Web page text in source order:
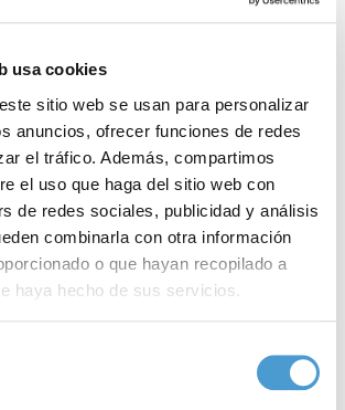
usa cookies
sitio web se usan para personalizar
anuncios, ofrecer funciones de redes
el tráfico. Además, compartimos
el uso que haga del sitio web con
de redes sociales, publicidad y análisis
combinarla con otra información
o que hayan recopilado a
haya hecho de sus servicios.
Inocente, Inocente, emitida en TVE en
va todo lo rápido que querríamos las
Patxi Villén, presidente de Aefat. Y añade:
enormemente el apoyo a entidades como
y Fundación Inocente Inocente por estas
dan esperanza”.
en ataxia telangiectasia
proyectos de
e internacionales, en colaboración con